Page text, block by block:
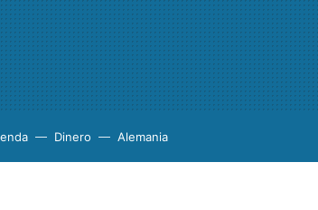
Dinero Alemania